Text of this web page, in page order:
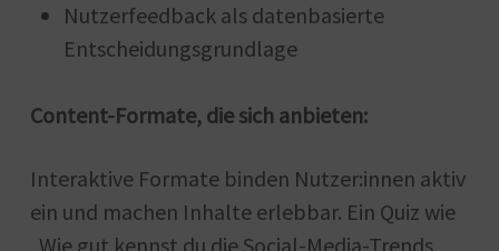
Nutzerfeedback als datenbasierte
Entscheidungsgrundlage
Content-Formate, die sich anbieten:
Interaktive Formate binden Nutzer:innen aktiv
ein und machen Inhalte erlebbar. Ein Quiz wie
„Wie gut kennst du die Social-Media-Trends